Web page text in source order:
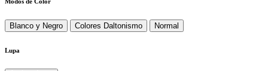
Blanco y Negro Colores Daltonismo Normal
Lupa